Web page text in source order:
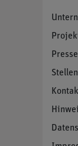
Presse